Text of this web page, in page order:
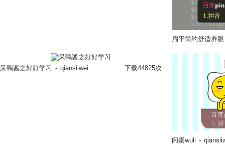
扁平简约舒适养眼
呆鸭酱之好好学习 - qiansiiwei 下载44825次
闲蛋wuli -